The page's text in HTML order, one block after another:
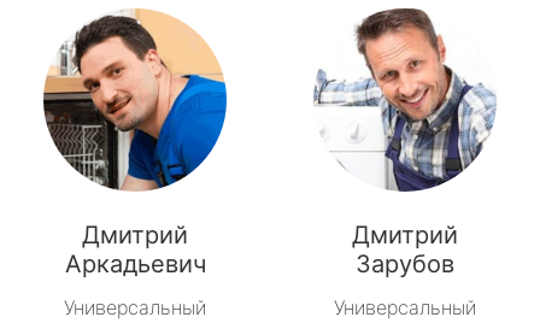
Дмитрий
Аркадьевич
Универсальный
Дмитрий
Зарубов
Универсальный